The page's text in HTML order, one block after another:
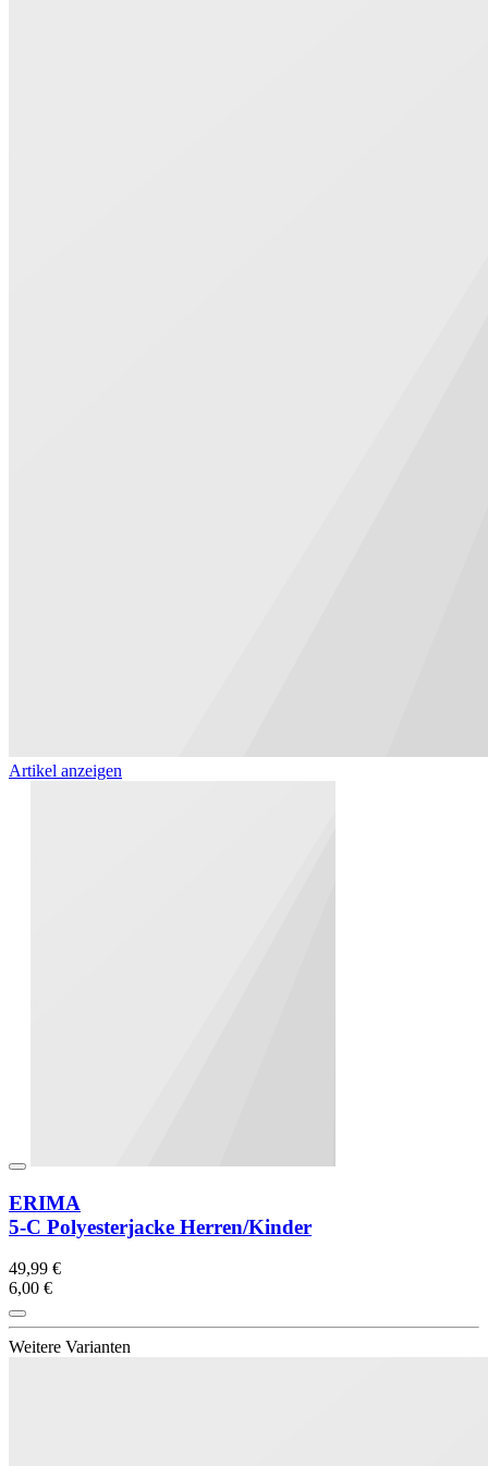
Artikel anzeigen
ERIMA
5-C Polyesterjacke Herren/Kinder
49,99 €
6,00 €
Weitere Varianten